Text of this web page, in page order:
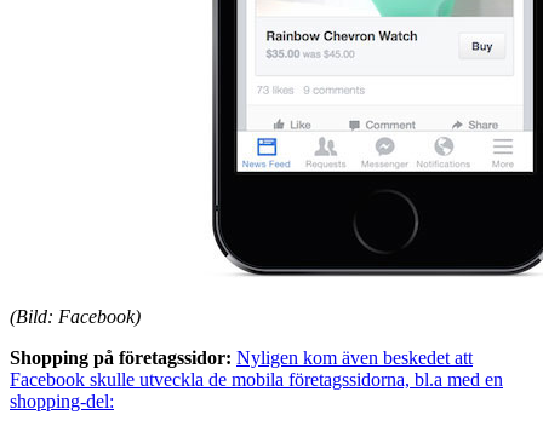
(Bild: Facebook)
Shopping på företagssidor: Nyligen kom även beskedet att
Facebook skulle utveckla de mobila företagssidorna, bl.a med en
shopping-del: